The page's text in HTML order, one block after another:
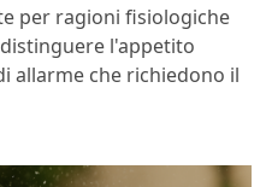
per ragioni fisiologiche
l'appetito
allarme che richiedono il